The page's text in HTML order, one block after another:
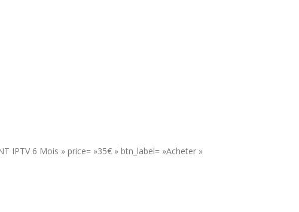
IPTV 6 Mois » price= »35€ » btn_label= »Acheter »